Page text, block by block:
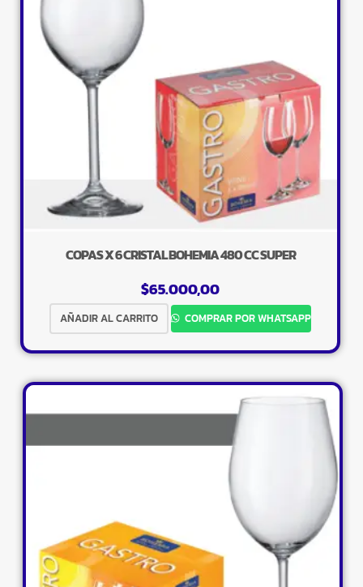
COPAS X 6 CRISTAL BOHEMIA 480 CC SUPER
$65.000,00
AÑADIR AL CARRITO COMPRAR POR WHATSAPP